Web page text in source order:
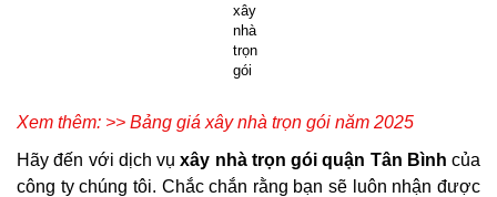
xây
nhà
trọn
gói
Xem thêm: >> Bảng giá xây nhà trọn gói năm 2025
Hãy đến với dịch vụxây nhà trọn gói quận Tân Bình của
công ty chúng tôi. Chắc chắn rằng bạn sẽ luôn nhận được